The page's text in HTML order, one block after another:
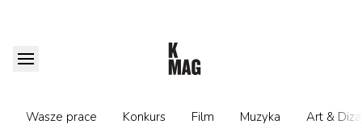
Wasze prace Konkurs Film Muzyka Art &